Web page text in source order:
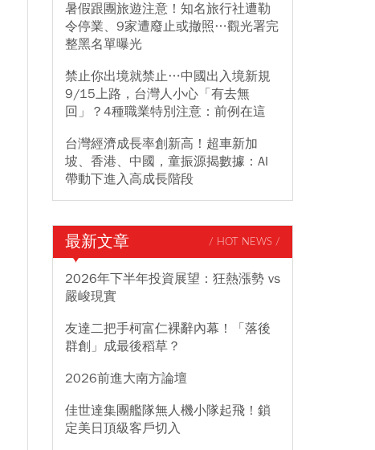
暑假跟團旅遊注意！知名旅行社遭勒
令停業、9家遭廢止或撤照…觀光署完
整黑名單曝光
禁止你出境就禁止…中國出入境新規
9/15上路，台灣人小心「有去無
回」？4種職業特別注意：前例在這
台灣經濟成長率創新高！超車新加
坡、香港、中國，童振源揭數據：AI
帶動下進入高成長階段
最新文章 / HOT NEWS /
2026年下半年投資展望：狂熱漲勢 vs
嚴峻現實
友達二把手柯富仁裸辭內幕！「落後
群創」成最後稻草？
2026前進大南方論壇
佳世達集團艦隊無人機小隊起飛！鎖
定美日頂級客戶切入